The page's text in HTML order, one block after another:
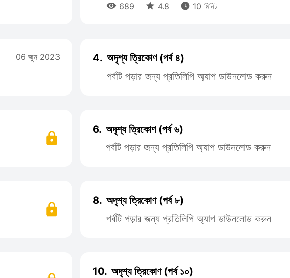
 689  4.8  10 মিনিট
06 জুন 2023 4. অদৃশ্য ত্রিকোণ (পর্ব ৪)
পর্বটি পড়ার জন্য প্রতিলিপি অ্যাপ ডাউনলোড করুন
6. অদৃশ্য ত্রিকোণ (পর্ব ৬)
পর্বটি পড়ার জন্য প্রতিলিপি অ্যাপ ডাউনলোড করুন
8. অদৃশ্য ত্রিকোণ (পর্ব ৮)
পর্বটি পড়ার জন্য প্রতিলিপি অ্যাপ ডাউনলোড করুন
10. অদৃশ্য ত্রিকোণ (পর্ব ১০)